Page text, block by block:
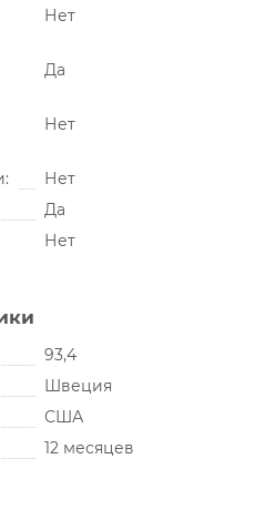
Нет
Да
Нет
Нет
Да
Нет
93,4
Швеция
США
12 месяцев